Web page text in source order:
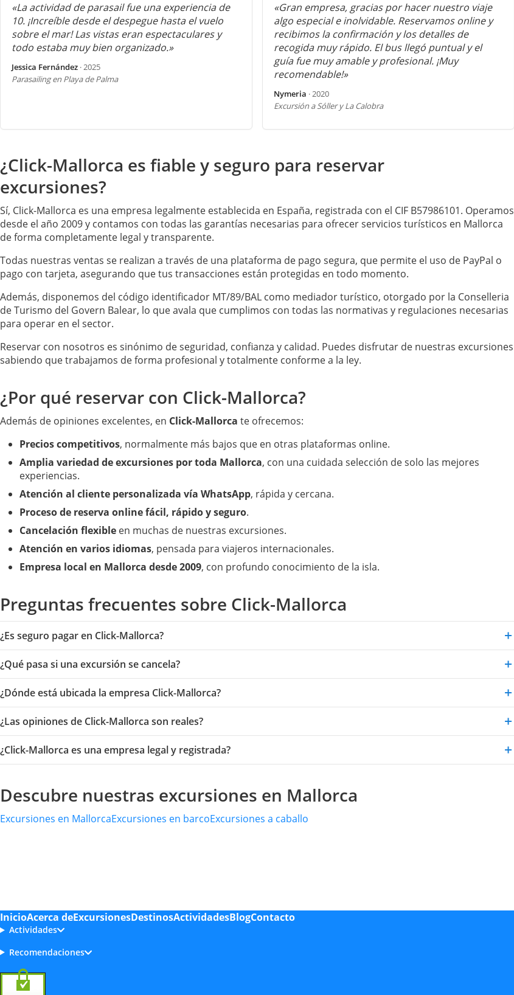
«La actividad de parasail fue una experiencia de
10. ¡Increíble desde el despegue hasta el vuelo
sobre el mar! Las vistas eran espectaculares y
todo estaba muy bien organizado.»
Jessica Fernández · 2025
Parasailing en Playa de Palma
«Gran empresa, gracias por hacer nuestro viaje
algo especial e inolvidable. Reservamos online y
recibimos la confirmación y los detalles de
recogida muy rápido. El bus llegó puntual y el
guía fue muy amable y profesional. ¡Muy
recomendable!»
Nymeria · 2020
Excursión a Sóller y La Calobra
¿Click-Mallorca es fiable y seguro para reservar
excursiones?
Sí, Click-Mallorca es una empresa legalmente establecida en España, registrada con el CIF B57986101. Operamos
desde el año 2009 y contamos con todas las garantías necesarias para ofrecer servicios turísticos en Mallorca
de forma completamente legal y transparente.
Todas nuestras ventas se realizan a través de una plataforma de pago segura, que permite el uso de PayPal o
pago con tarjeta, asegurando que tus transacciones están protegidas en todo momento.
Además, disponemos del código identificador MT/89/BAL como mediador turístico, otorgado por la Conselleria
de Turismo del Govern Balear, lo que avala que cumplimos con todas las normativas y regulaciones necesarias
para operar en el sector.
Reservar con nosotros es sinónimo de seguridad, confianza y calidad. Puedes disfrutar de nuestras excursiones
sabiendo que trabajamos de forma profesional y totalmente conforme a la ley.
¿Por qué reservar con Click-Mallorca?
Además de opiniones excelentes, en Click-Mallorca te ofrecemos:
Precios competitivos, normalmente más bajos que en otras plataformas online.
Amplia variedad de excursiones por toda Mallorca, con una cuidada selección de solo las mejores
experiencias.
Atención al cliente personalizada vía WhatsApp, rápida y cercana.
Proceso de reserva online fácil, rápido y seguro.
Cancelación flexible en muchas de nuestras excursiones.
Atención en varios idiomas, pensada para viajeros internacionales.
Empresa local en Mallorca desde 2009, con profundo conocimiento de la isla.
Preguntas frecuentes sobre Click-Mallorca
¿Es seguro pagar en Click-Mallorca?
¿Qué pasa si una excursión se cancela?
¿Dónde está ubicada la empresa Click-Mallorca?
¿Las opiniones de Click-Mallorca son reales?
¿Click-Mallorca es una empresa legal y registrada?
Descubre nuestras excursiones en Mallorca
Excursiones en MallorcaExcursiones en barcoExcursiones a caballo
InicioAcerca deExcursionesDestinosActividadesBlogContacto
Actividades
Recomendaciones